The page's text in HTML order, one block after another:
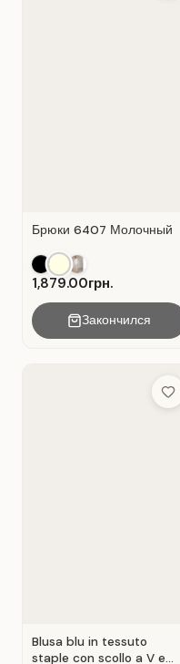
Брюки 6407 Молочный
1,879.00грн.
Закончился
Blusa blu in tessuto
staple con scollo a V e